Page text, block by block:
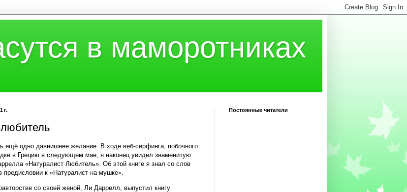
в маморотниках
г.
ещё одно давнишнее желание. В ходе веб-сёрфинга, побочного
в Грецию в следующем мае, я наконец увидел знаменитую
«Натуралист Любитель». Об этой книге я знал со слов
к «Натуралист на мушке».
со своей женой, Ли Даррелл, выпустил книгу
Постоянные читатели